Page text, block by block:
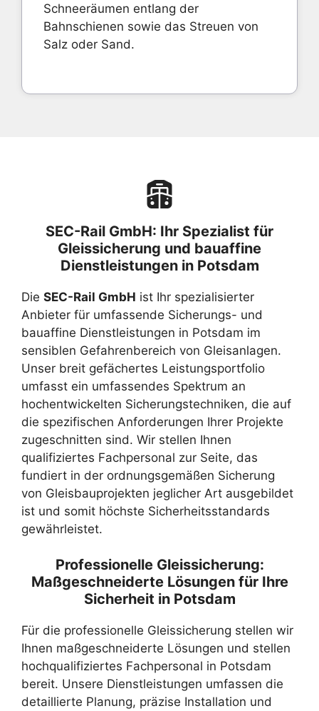
Schneeräumen entlang der
Bahnschienen sowie das Streuen von
Salz oder Sand.
SEC-Rail GmbH: Ihr Spezialist für
Gleissicherung und bauaffine
Dienstleistungen in Potsdam
Die SEC-Rail GmbH ist Ihr spezialisierter
Anbieter für umfassende Sicherungs- und
bauaffine Dienstleistungen in Potsdam im
sensiblen Gefahrenbereich von Gleisanlagen.
Unser breit gefächertes Leistungsportfolio
umfasst ein umfassendes Spektrum an
hochentwickelten Sicherungstechniken, die auf
die spezifischen Anforderungen Ihrer Projekte
zugeschnitten sind. Wir stellen Ihnen
qualifiziertes Fachpersonal zur Seite, das
fundiert in der ordnungsgemäßen Sicherung
von Gleisbauprojekten jeglicher Art ausgebildet
ist und somit höchste Sicherheitsstandards
gewährleistet.
Professionelle Gleissicherung:
Maßgeschneiderte Lösungen für Ihre
Sicherheit in Potsdam
Für die professionelle Gleissicherung stellen wir
Ihnen maßgeschneiderte Lösungen und stellen
hochqualifiziertes Fachpersonal in Potsdam
bereit. Unsere Dienstleistungen umfassen die
detaillierte Planung, präzise Installation und